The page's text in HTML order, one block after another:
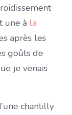
une à la
après les
goûts de
je venais
chantilly